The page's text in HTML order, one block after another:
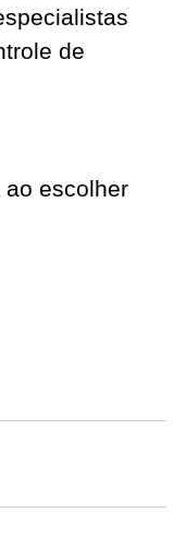
de
ao escolher